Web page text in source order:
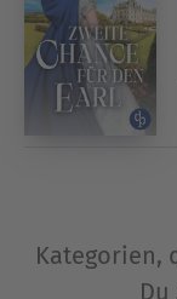
Kategorien,